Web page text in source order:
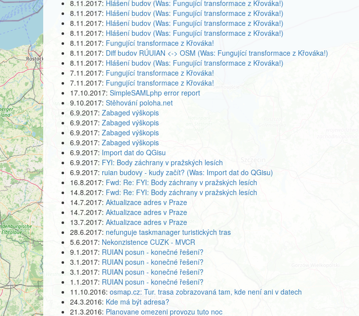
8.11.2017: Hlášení budov (Was: Fungující transformace z Křováka!)
8.11.2017: Hlášení budov (Was: Fungující transformace z Křováka!)
8.11.2017: Hlášení budov (Was: Fungující transformace z Křováka!)
8.11.2017: Hlášení budov (Was: Fungující transformace z Křováka!)
8.11.2017: Fungující transformace z Křováka!
8.11.2017: Diff budov RÚUIAN <-> OSM (Was: Fungující transformace z Křováka!)
8.11.2017: Hlášení budov (Was: Fungující transformace z Křováka!)
7.11.2017: Fungující transformace z Křováka!
7.11.2017: Fungující transformace z Křováka!
17.10.2017: SimpleSAMLphp error report
9.10.2017: Stěhování poloha.net
6.9.2017: Zabaged výškopis
6.9.2017: Zabaged výškopis
6.9.2017: Zabaged výškopis
6.9.2017: Zabaged výškopis
6.9.2017: Import dat do QGisu
6.9.2017: FYI: Body záchrany v pražských lesích
6.9.2017: ruian budovy - kudy začít? (Was: Import dat do QGisu)
16.8.2017: Fwd: Re: FYI: Body záchrany v pražských lesích
14.8.2017: Fwd: Re: FYI: Body záchrany v pražských lesích
14.7.2017: Aktualizace adres v Praze
14.7.2017: Aktualizace adres v Praze
13.7.2017: Aktualizace adres v Praze
28.6.2017: nefunguje taskmanager turistických tras
5.6.2017: Nekonzistence CUZK - MVCR
9.1.2017: RUIAN posun - konečné řešení?
3.1.2017: RUIAN posun - konečné řešení?
3.1.2017: RUIAN posun - konečné řešení?
1.1.2017: RUIAN posun - konečné řešení?
11.10.2016: osmap.cz: Tur. trasa zobrazovaná tam, kde není ani v datech
24.3.2016: Kde má být adresa?
21.3.2016: Planovane omezeni provozu tuto noc